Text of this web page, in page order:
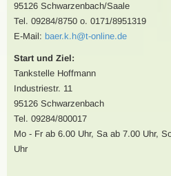
95126 Schwarzenbach/Saale
Tel. 09284/8750 o. 0171/8951319
E-Mail: baer.k.h@t-online.de
Start und Ziel:
Tankstelle Hoffmann
Industriestr. 11
95126 Schwarzenbach
Tel. 09284/800017
Mo - Fr ab 6.00 Uhr, Sa ab 7.00 Uhr,
Uhr